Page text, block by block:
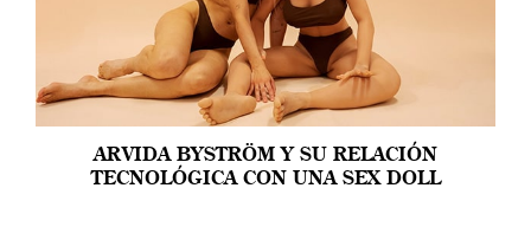
ARVIDA BYSTRÖM Y SU RELACIÓN
TECNOLÓGICA CON UNA SEX DOLL